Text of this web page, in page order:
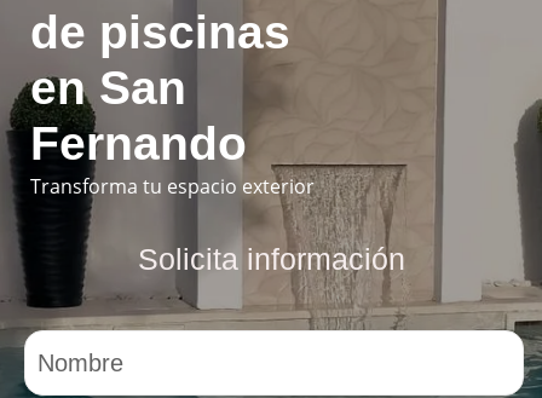
de piscinas
en San
Fernando
Transforma tu espacio exterior
Solicita información